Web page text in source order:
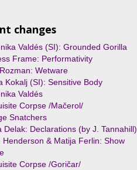
changes
Valdés (SI): Grounded Gorilla
Frame: Performativity
Wetware
Kokalj (SI): Sensitive Body
Valdés
Corpse /Mačerol/
Snatchers
Delak: Declarations (by J. Tannahill)
Henderson & Matija Ferlin: Show
Corpse /Goričar/